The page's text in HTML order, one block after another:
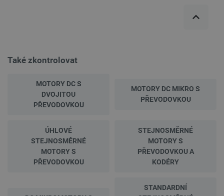
Také zkontrolovat
MOTORY DC S
DVOJITOU
PŘEVODOVKOU
MOTORY DC MIKRO S
PŘEVODOVKOU
ÚHLOVÉ
STEJNOSMĚRNÉ
MOTORY S
PŘEVODOVKOU
STEJNOSMĚRNÉ
MOTORY S
PŘEVODOVKOU A
KODÉRY
STANDARDNÍ